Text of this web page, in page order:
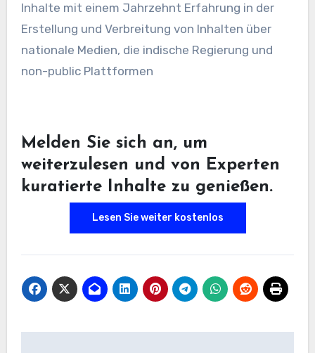
Inhalte mit einem Jahrzehnt Erfahrung in der
Erstellung und Verbreitung von Inhalten über
nationale Medien, die indische Regierung und
non-public Plattformen
Melden Sie sich an, um
weiterzulesen und von Experten
kuratierte Inhalte zu genießen.
Lesen Sie weiter kostenlos